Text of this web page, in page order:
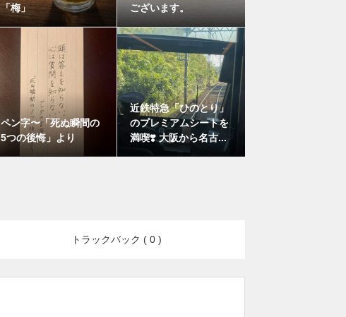
「梅」
ございます。
ペン字〜「死ぬ瞬間の
5つの後悔」より
近鉄特急「ひのとり」
のプレミアムシートを
満喫❣️ 大阪から名古...
トラックバック ( 0 )